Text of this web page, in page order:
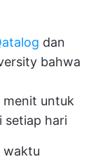
dan
bahwa
untuk
setiap hari
waktu